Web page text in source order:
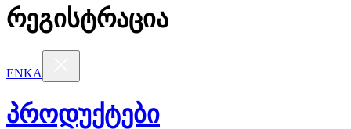
რეგისტრაცია
ENKA
პროდუქტები